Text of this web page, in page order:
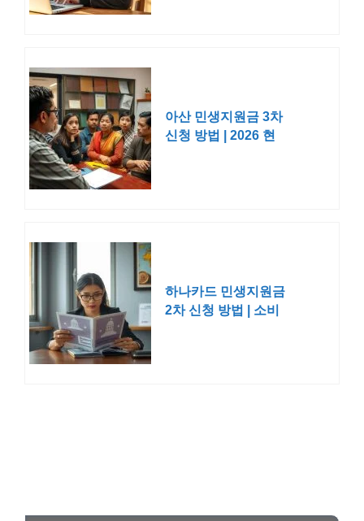
아산 민생지원금 3차
신청 방법 | 2026 현
하나카드 민생지원금
2차 신청 방법 | 소비